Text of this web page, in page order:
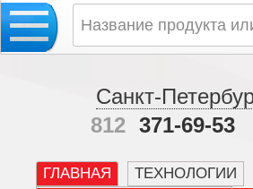
Санкт-
812 371-69-53
ГЛАВНАЯ ТЕХНОЛОГИИ